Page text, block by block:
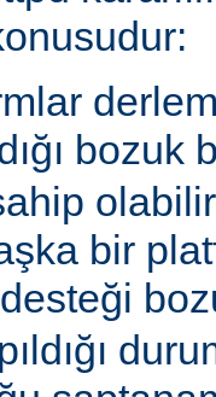
bozuk
bir
desteği